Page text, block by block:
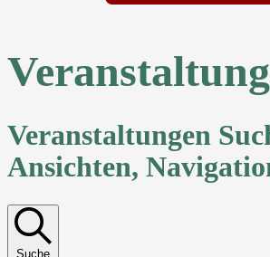
Veranstaltungen
Ansichten,
Suche